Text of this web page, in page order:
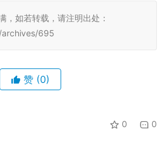
，如若转载，请注明出处：
695
赞 (0)
0 0